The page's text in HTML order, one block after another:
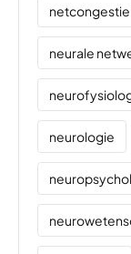
netcongestie
neurale
neurologie